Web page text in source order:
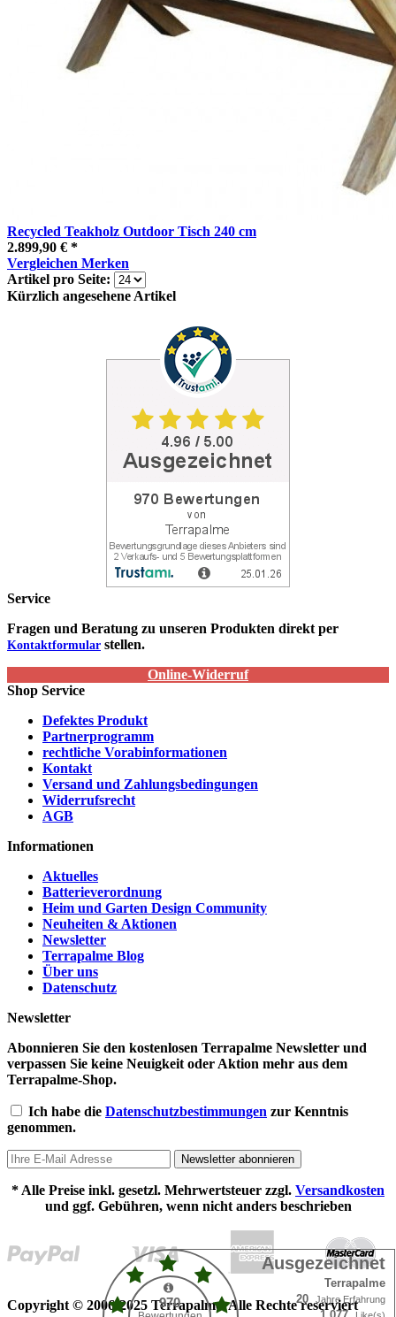
Recycled Teakholz Outdoor Tisch 240 cm
2.899,90 € *
Vergleichen Merken
Artikel pro Seite:
Kürzlich angesehene Artikel
Service
Fragen und Beratung zu unseren Produkten direkt per
Kontaktformular stellen.
Online-Widerruf
Shop Service
Defektes Produkt
Partnerprogramm
rechtliche Vorabinformationen
Kontakt
Versand und Zahlungsbedingungen
Widerrufsrecht
AGB
Informationen
Aktuelles
Batterieverordnung
Heim und Garten Design Community
Neuheiten & Aktionen
Newsletter
Terrapalme Blog
Über uns
Datenschutz
Newsletter
Abonnieren Sie den kostenlosen Terrapalme Newsletter und
verpassen Sie keine Neuigkeit oder Aktion mehr aus dem
Terrapalme-Shop.
Ich habe die Datenschutzbestimmungen zur Kenntnis
genommen.
Newsletter abonnieren
* Alle Preise inkl. gesetzl. Mehrwertsteuer zzgl. Versandkosten
und ggf. Gebühren, wenn nicht anders beschrieben
Copyright © 2006-2025 Terrapalme. Alle Rechte reserviert